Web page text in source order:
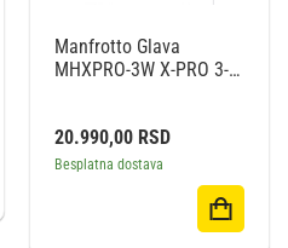
Manfrotto Glava
MHXPRO-3W X-PRO 3-
20.990,00 RSD
Besplatna dostava